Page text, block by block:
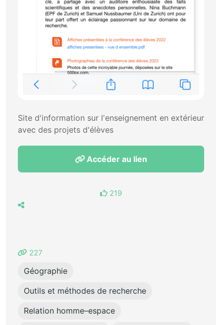
Site d'information sur l'enseignement en extérieur
avec des projets d'élèves
Accéder au lien
219
227
Géographie
Outils et méthodes de recherche
Relation homme–espace